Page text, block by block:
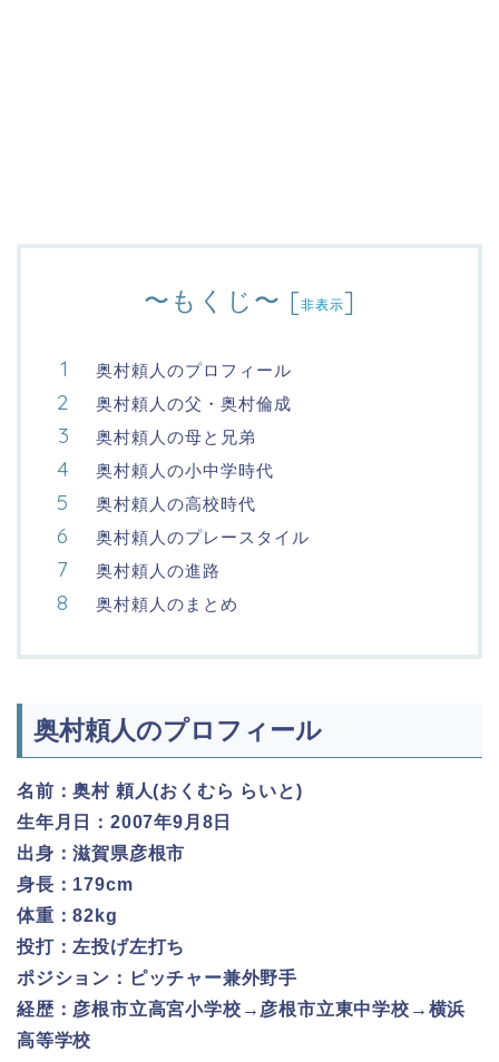
〜もくじ〜 [非表示]
奥村頼人のプロフィール
奥村頼人の父・奥村倫成
奥村頼人の母と兄弟
奥村頼人の小中学時代
奥村頼人の高校時代
奥村頼人のプレースタイル
奥村頼人の進路
奥村頼人のまとめ
奥村頼人のプロフィール
名前：奥村 頼人(おくむら らいと)
生年月日：2007年9月8日
出身：滋賀県彦根市
身長：179cm
体重：82kg
投打：左投げ左打ち
ポジション：ピッチャー兼外野手
経歴：彦根市立高宮小学校→彦根市立東中学校→横浜
高等学校